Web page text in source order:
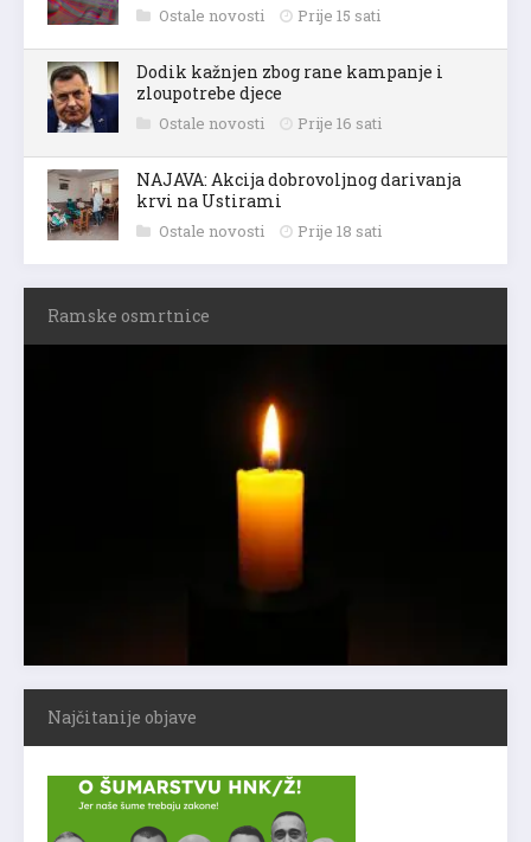
Ostale novosti Prije 15 sati
Dodik kažnjen zbog rane kampanje i
zloupotrebe djece
Ostale novosti Prije 16 sati
NAJAVA: Akcija dobrovoljnog darivanja
krvi na Ustirami
Ostale novosti Prije 18 sati
Ramske osmrtnice
Najčitanije objave